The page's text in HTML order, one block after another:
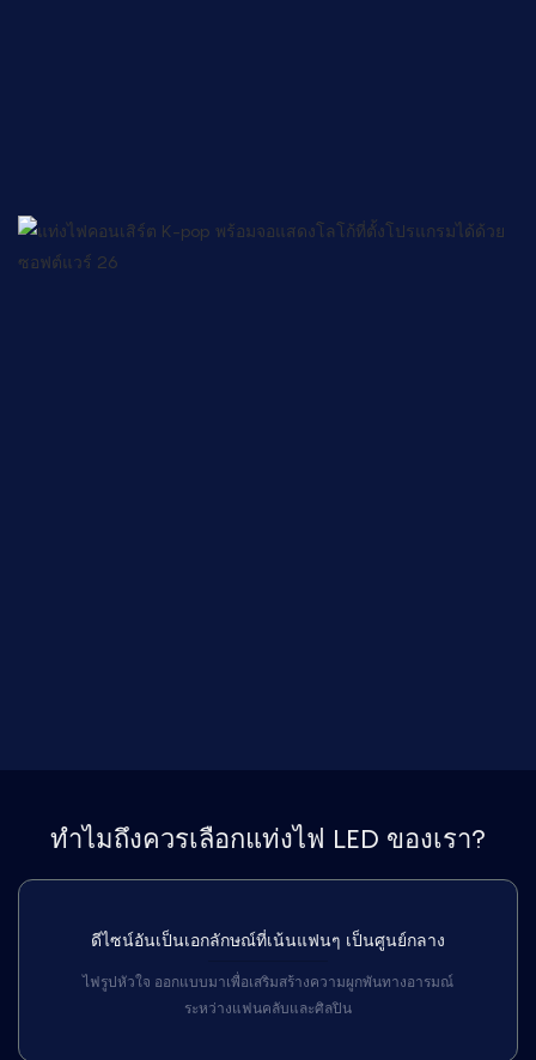
ทำไมถึงควรเลือกแท่งไฟ LED ของเรา?
ดีไซน์อันเป็นเอกลักษณ์ที่เน้นแฟนๆ เป็นศูนย์กลาง
ไฟรูปหัวใจ ออกแบบมาเพื่อเสริมสร้างความผูกพันทางอารมณ์
ระหว่างแฟนคลับและศิลปิน